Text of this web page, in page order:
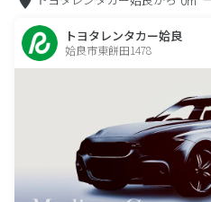
トヨタレンタカー姶良
姶良市東餅田1478